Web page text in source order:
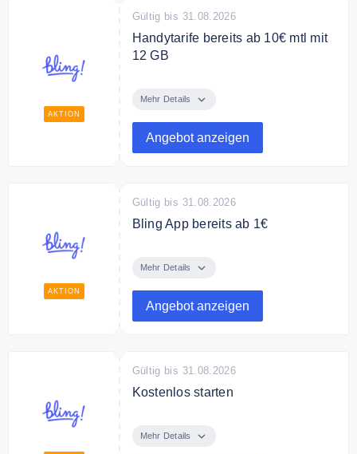
AKTION
Gültig bis 31.08.2026
Handytarife bereits ab 10€ mtl mit
12 GB
bereits ab 10€ mtl mit 12 GB statt 7
Mehr Details
Angebot anzeigen
AKTION
Gültig bis 31.08.2026
Bling App bereits ab 1€
Mehr Details
Angebot anzeigen
Gültig bis 31.08.2026
Kostenlos starten
kostenlos.
Mehr Details